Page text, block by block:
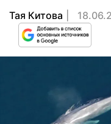
Тая Китова